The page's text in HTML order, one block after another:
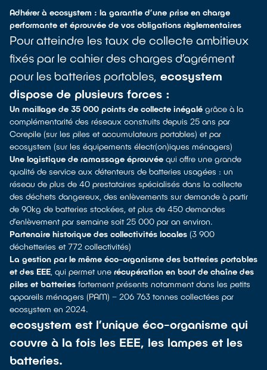
Adhérer à ecosystem : la garantie d’une prise en charge
performante et éprouvée de vos obligations règlementaires
Pour atteindre les taux de collecte ambitieux
fixés par le cahier des charges d’agrément
pour les batteries portables, ecosystem
dispose de plusieurs forces :
Un maillage de 35 000 points de collecte inégalé grâce à la
complémentarité des réseaux construits depuis 25 ans par
Corepile (sur les piles et accumulateurs portables) et par
ecosystem (sur les équipements électr(on)iques ménagers)
Une logistique de ramassage éprouvée qui offre une grande
qualité de service aux détenteurs de batteries usagées : un
réseau de plus de 40 prestataires spécialisés dans la collecte
des déchets dangereux, des enlèvements sur demande à partir
de 90kg de batteries stockées, et plus de 450 demandes
d’enlèvement par semaine soit 25 000 par an environ.
Partenaire historique des collectivités locales (3 900
déchetteries et 772 collectivités)
La gestion par le même éco-organisme des batteries portables
et des EEE, qui permet une récupération en bout de chaîne des
piles et batteries fortement présents notamment dans les petits
appareils ménagers (PAM) – 206 763 tonnes collectées par
ecosystem en 2024.
ecosystem est l’unique éco-organisme qui
couvre à la fois les EEE, les lampes et les
batteries.